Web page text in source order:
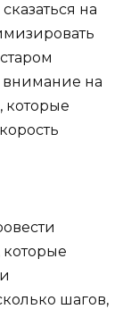
на
внимание на
которые
которые
шагов,